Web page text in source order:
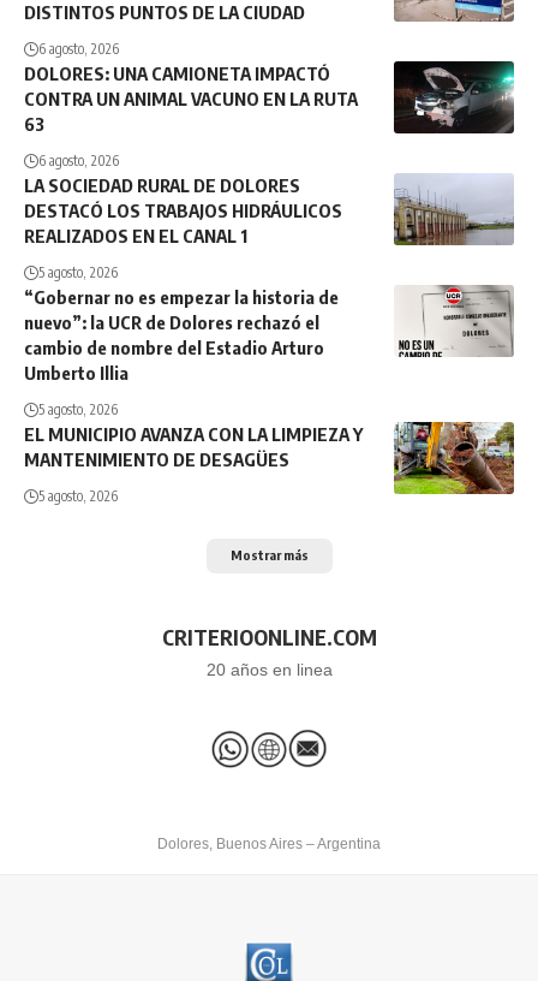
DISTINTOS PUNTOS DE LA CIUDAD
6 agosto, 2026
DOLORES: UNA CAMIONETA IMPACTÓ
CONTRA UN ANIMAL VACUNO EN LA RUTA
63
6 agosto, 2026
LA SOCIEDAD RURAL DE DOLORES
DESTACÓ LOS TRABAJOS HIDRÁULICOS
REALIZADOS EN EL CANAL 1
5 agosto, 2026
“Gobernar no es empezar la historia de
nuevo”: la UCR de Dolores rechazó el
cambio de nombre del Estadio Arturo
Umberto Illia
5 agosto, 2026
EL MUNICIPIO AVANZA CON LA LIMPIEZA Y
MANTENIMIENTO DE DESAGÜES
5 agosto, 2026
Mostrar más
CRITERIOONLINE.COM
20 años en linea
Dolores, Buenos Aires – Argentina